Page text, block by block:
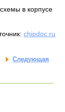
в корпусе
chipdoc.ru
Следующая